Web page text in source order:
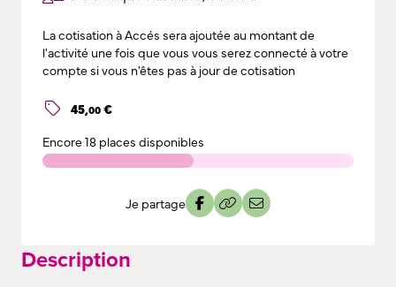
Description
La cotisation à Accés sera ajoutée au montant de
l'activité une fois que vous vous serez connecté à votre
compte si vous n'êtes pas à jour de cotisation
45,00€
Encore18 places disponibles
Je partage